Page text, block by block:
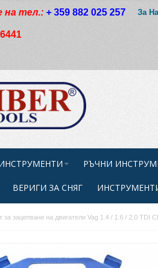
на тел.: + 359 882 025 257 За
РЪЧНИ
ВЕРИГИ ЗА СНЯГ
за зацепване на двигатели Vag 1.4 / 1.6 / 2.0 TDI